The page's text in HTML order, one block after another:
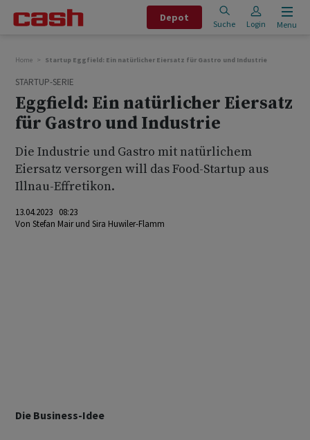
Depot
Suche Login Menu
Home Startup Eggfield: Ein natürlicher Eiersatz für Gastro und Industrie
STARTUP-SERIE
Eggfield: Ein natürlicher Eiersatz
für Gastro und Industrie
Die Industrie und Gastro mit natürlichem
Eiersatz versorgen will das Food-Startup aus
Illnau-Effretikon.
13.04.2023 08:23
Von Stefan Mairund Sira Huwiler-Flamm
Die Business-Idee